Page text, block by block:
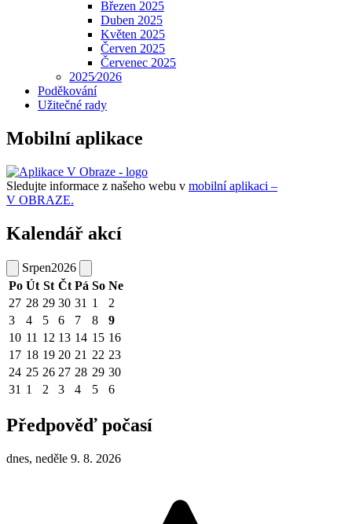
Březen 2025
Duben 2025
Květen 2025
Červen 2025
Červenec 2025
2025⁄2026
Poděkování
Užitečné rady
Mobilní aplikace
Sledujte informace z našeho webu v mobilní aplikaci –
V OBRAZE.
Kalendář akcí
Srpen2026
Po Út St Čt Pá So Ne
27 28 29 30 31 1
2
3
4 5 6 7 8
9
10 11 12 13 14 15 16
17 18 19 20 21 22 23
24 25 26 27 28 29 30
31 1 2 3 4 5 6
Předpověď počasí
dnes, neděle 9. 8. 2026